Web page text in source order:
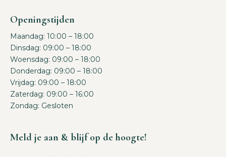
Openingstijden
Maandag: 10:00 – 18:00
Dinsdag: 09:00 – 18:00
Woensdag: 09:00 – 18:00
Donderdag: 09:00 – 18:00
Vrijdag: 09:00 – 18:00
Zaterdag: 09:00 – 16:00
Zondag: Gesloten
Meld je aan & blijf op de hoogte!